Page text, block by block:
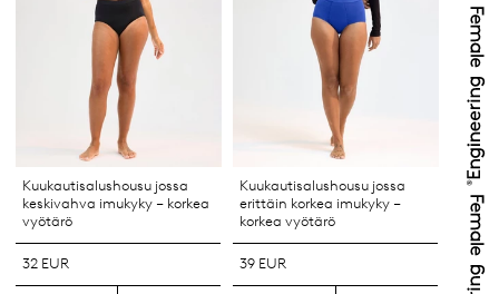
Kuukautisalushousu jossa
keskivahva imukyky – korkea
vyötärö
32 EUR
Kuukautisalushousu jossa
erittäin korkea imukyky –
korkea vyötärö
39 EUR